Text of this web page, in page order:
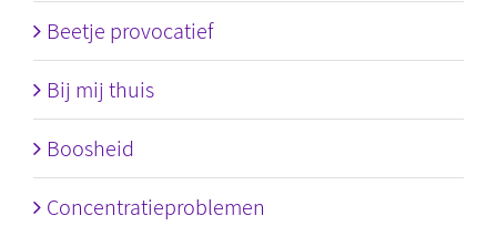
Beetje provocatief
Bij mij thuis
Boosheid
Concentratieproblemen